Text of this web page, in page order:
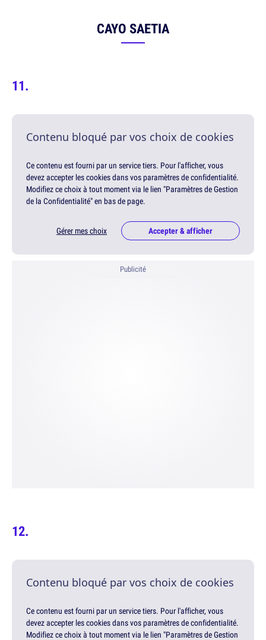
CAYO SAETIA
Contenu bloqué par vos choix de cookies
Ce contenu est fourni par un service tiers. Pour l'afficher, vous
devez accepter les cookies dans vos paramètres de confidentialité.
Modifiez ce choix à tout moment via le lien "Paramètres de Gestion
de la Confidentialité" en bas de page.
Gérer mes choix Accepter & afficher
Publicité
Contenu bloqué par vos choix de cookies
Ce contenu est fourni par un service tiers. Pour l'afficher, vous
devez accepter les cookies dans vos paramètres de confidentialité.
Modifiez ce choix à tout moment via le lien "Paramètres de Gestion